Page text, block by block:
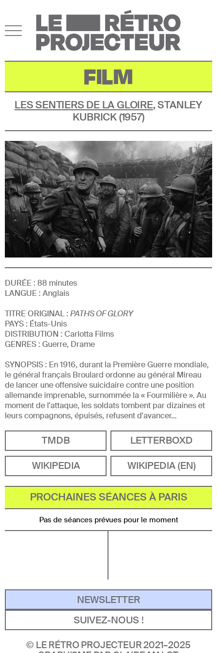
FILM
LES SENTIERS DE LA GLOIRE,STANLEY
KUBRICK(1957)
DURÉE : 88 minutes
LANGUE : Anglais
TITRE ORIGINAL : PATHS OF GLORY
PAYS : États-Unis
DISTRIBUTION : Carlotta Films
GENRES : Guerre, Drame
SYNOPSIS : En 1916, durant la Première Guerre mondiale,
le général français Broulard ordonne au général Mireau
de lancer une offensive suicidaire contre une position
allemande imprenable, surnommée la « Fourmilière ». Au
moment de l'attaque, les soldats tombent par dizaines et
leurs compagnons, épuisés, refusent d'avancer…
TMDB
LETTERBOXD
WIKIPEDIA
WIKIPEDIA (EN)
PROCHAINES SÉANCES À PARIS
Pas de séances prévues pour le moment
NEWSLETTER
SUIVEZ-NOUS !
© LE RÉTRO PROJECTEUR 2021–2025